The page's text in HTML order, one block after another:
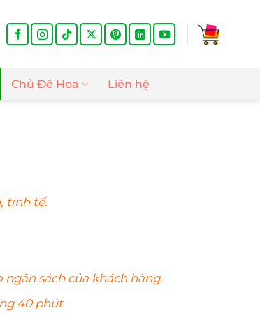
Chủ Đề Hoa Liên hệ
tinh tế.
ngân sách của khách hàng.
40 phút